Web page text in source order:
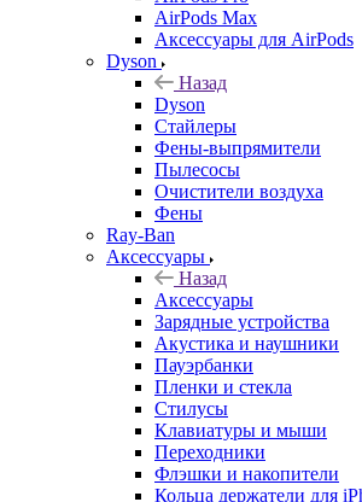
AirPods Max
Аксессуары для AirPods
Dyson
Назад
Dyson
Стайлеры
Фены-выпрямители
Пылесосы
Очистители воздуха
Фены
Ray-Ban
Аксессуары
Назад
Аксессуары
Зарядные устройства
Акустика и наушники
Пауэрбанки
Пленки и стекла
Стилусы
Клавиатуры и мыши
Переходники
Флэшки и накопители
Кольца держатели для